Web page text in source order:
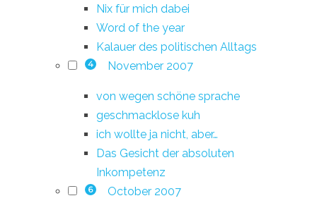
Nix für mich dabei
Word of the year
Kalauer des politischen Alltags
4 November 2007
von wegen schöne sprache
geschmacklose kuh
ich wollte ja nicht, aber…
Das Gesicht der absoluten
Inkompetenz
6 October 2007